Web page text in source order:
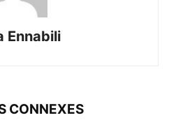
Ennabili
CONNEXES